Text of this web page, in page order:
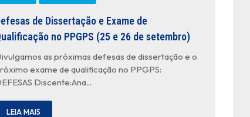
de Dissertação e Exame de
no PPGPS (25 e 26 de setembro)
as próximas defesas de dissertação e o
exame de qualificação no PPGPS:
Discente:Ana...
LEIA MAIS